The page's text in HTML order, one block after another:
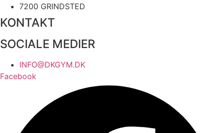
7200 GRINDSTED
KONTAKT
SOCIALE MEDIER
INFO@DKGYM.DK
Facebook